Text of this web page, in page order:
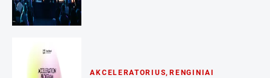
AKCELERATORIUS, RENGINIAI